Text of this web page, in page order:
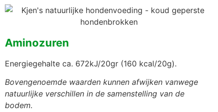
Aminozuren
Energiegehalte ca. 672kJ/20gr (160 kcal/20g).
Bovengenoemde waarden kunnen afwijken vanwege
natuurlijke verschillen in de samenstelling van de
bodem.